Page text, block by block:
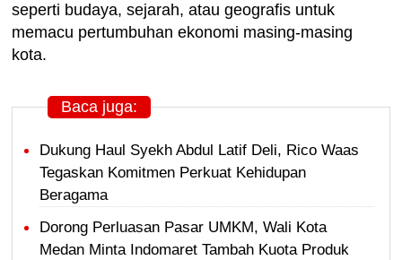
seperti budaya, sejarah, atau geografis untuk
memacu pertumbuhan ekonomi masing-masing
kota.
Baca juga:
Dukung Haul Syekh Abdul Latif Deli, Rico Waas
Tegaskan Komitmen Perkuat Kehidupan
Beragama
Dorong Perluasan Pasar UMKM, Wali Kota
Medan Minta Indomaret Tambah Kuota Produk